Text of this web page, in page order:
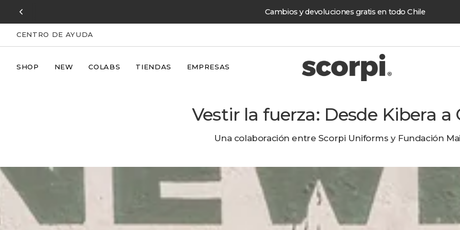
contenido
Cambios y devoluciones gratis en todo Chile
CENTRO DE AYUDA
SHOP NEW COLABS TIENDAS EMPRESAS
Vestir la fuerza: Desde Kibera a
Una colaboración entre Scorpi Uniforms y Fundación